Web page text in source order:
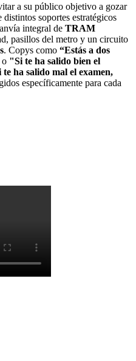
a su público objetivo a gozar
distintos soportes estratégicos
integral de TRAM
pasillos del metro y un circuito
. Copys como “Estás a dos
o "Si te ha salido bien el
ha salido mal el examen,
específicamente para cada